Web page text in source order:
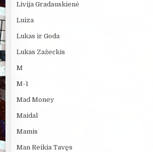
Livija Gradauskienė
Luiza
Lukas ir Goda
Lukas Zažeckis
M
M-1
Mad Money
Maidal
Mamis
Man Reikia Tavęs